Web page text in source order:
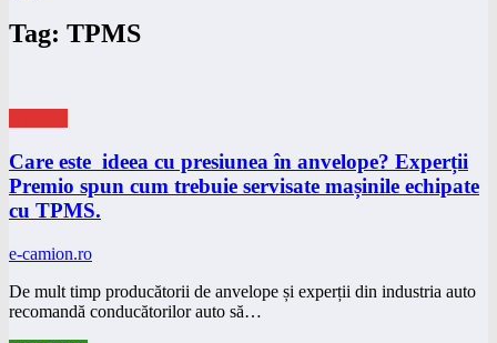
Tag: TPMS
Care este ideea cu presiunea în anvelope? Experții
Premio spun cum trebuie servisate mașinile echipate
cu TPMS.
e-camion.ro
De mult timp producătorii de anvelope și experții din industria auto
recomandă conducătorilor auto să…